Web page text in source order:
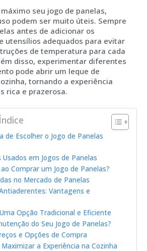
seu jogo de panelas,
podem ser muito úteis. Sempre
antes de adicionar os
utensílios adequados para evitar
de temperatura para cada
disso, experimentar diferentes
pode abrir um leque de
tornando a experiência
rica e prazerosa.
de Escolher o Jogo de Panelas
em Jogos de Panelas
Comprar um Jogo de Panelas?
no Mercado de Panelas
Vantagens e
Opção Tradicional e Eficiente
do Seu Jogo de Panelas?
e Opções de Compra
a Experiência na Cozinha